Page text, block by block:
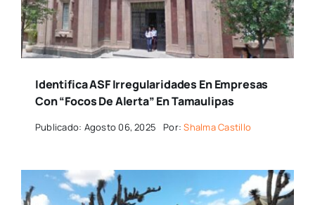
Identifica ASF Irregularidades En Empresas
Con “focos De Alerta” En Tamaulipas
Publicado: Agosto 06, 2025 Por:Shalma Castillo